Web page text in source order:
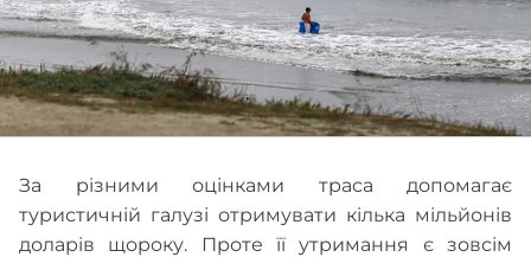
За різними оцінками траса допомагає
туристичній галузі отримувати кілька мільйонів
доларів щороку. Проте її утримання є зовсім